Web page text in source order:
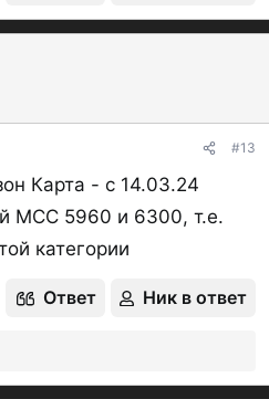
#13
Карта - с 14.03.24
МСС 5960 и 6300, т.е.
категории
Ответ Ник в ответ